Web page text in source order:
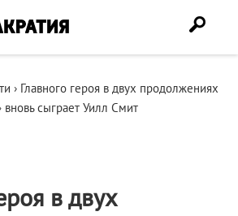
› Главного героя в двух продолжениях
сыграет Уилл Смит
в двух